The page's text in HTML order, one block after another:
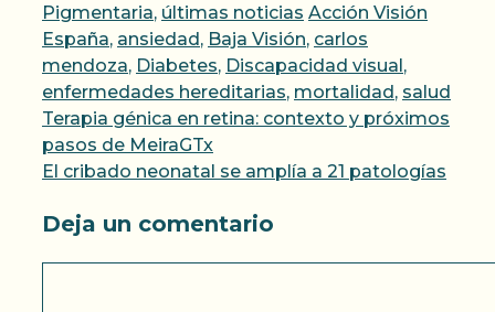
Pigmentaria, últimas noticias Etiquetas
Acción Visión
España, ansiedad, Baja Visión, carlos
mendoza, Diabetes, Discapacidad visual,
enfermedades hereditarias, mortalidad, salud
Terapia génica en retina: contexto y próximos
pasos de MeiraGTx
El cribado neonatal se amplía a 21 patologías
Deja un comentario